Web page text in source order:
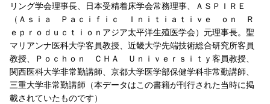
リング学会理事長、日本受精着床学会常務理事、ＡＳＰＩＲＥ
（Ａｓｉａ Ｐａｃｉｆｉｃ Ｉｎｉｔｉａｔｉｖｅ ｏｎ Ｒ
ｅｐｒｏｄｕｃｔｉｏｎアジア太平洋生殖医学会）元理事長。聖
マリアンナ医科大学客員教授、近畿大学先端技術総合研究所客員
教授、Ｐｏｃｈｏｎ ＣＨＡ Ｕｎｉｖｅｒｓｉｔｙ客員教授、
関西医科大学非常勤講師、京都大学医学部保健学科非常勤講師、
三重大学非常勤講師（本データはこの書籍が刊行された当時に掲
載されていたものです）